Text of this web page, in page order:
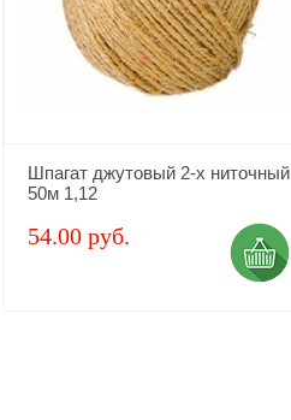
Шпагат джутовый 2-х ниточный
50м 1,12
54.00 руб.